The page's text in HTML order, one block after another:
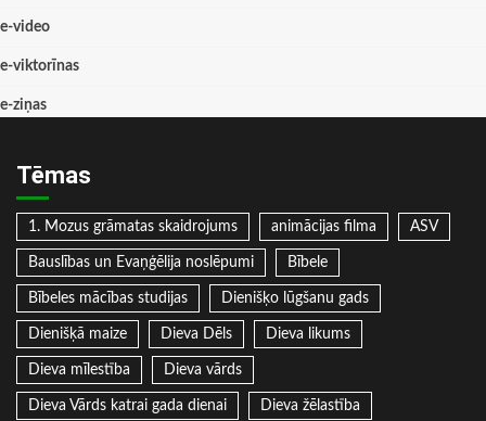
e-video
e-viktorīnas
e-ziņas
Tēmas
1. Mozus grāmatas skaidrojums animācijas filma ASV
Bauslības un Evaņģēlija noslēpumi Bībele
Bībeles mācības studijas Dienišķo lūgšanu gads
Dienišķā maize Dieva Dēls Dieva likums
Dieva mīlestība Dieva vārds
Dieva Vārds katrai gada dienai Dieva žēlastība